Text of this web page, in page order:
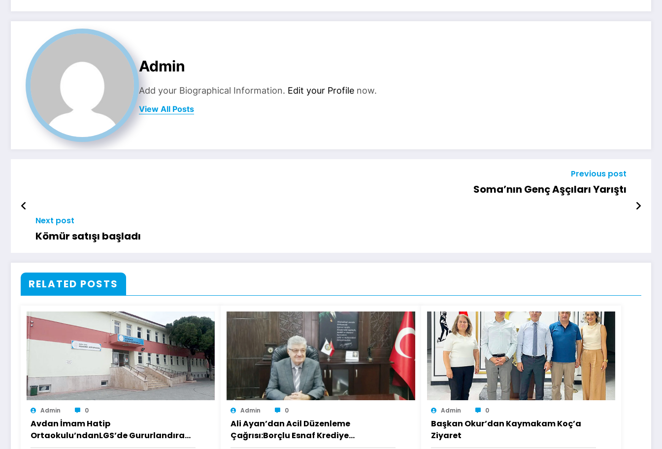
Admin
Add your Biographical Information. Edit your Profile now.
View All Posts
Previous post
Soma’nın Genç Aşçıları Yarıştı
Next post
Kömür satışı başladı
RELATED POSTS
Admin 0
Avdan İmam Hatip
Ortaokulu’ndanLGS’de Gururlandıran
Admin 0
Ali Ayan’dan Acil Düzenleme
Çağrısı:Borçlu Esnaf Krediye
Admin 0
Başkan Okur’dan Kaymakam Koç’a
Ziyaret